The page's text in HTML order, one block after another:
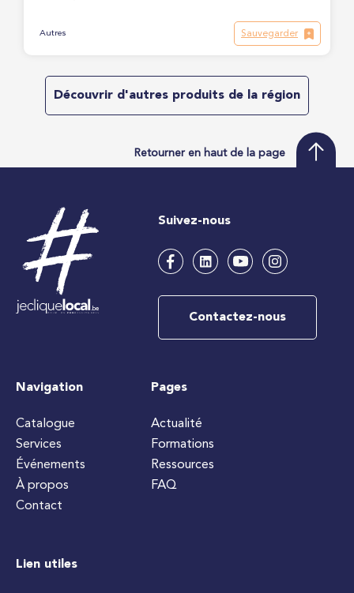
Autres Sauvegarder
Découvrir d'autres produits de la région
Retourner en haut de la page
Suivez-nous
Contactez-nous
Navigation
Catalogue
Services
Événements
À propos
Contact
Pages
Actualité
Formations
Ressources
FAQ
Lien utiles